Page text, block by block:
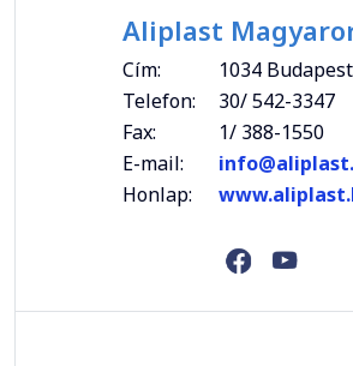
Aliplast
Cím:
1034
Telefon:
30/ 542-3347
Fax:
1/ 388-1550
E-mail:
Honlap: